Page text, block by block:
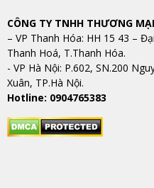
CÔNG TY TNHH THƯƠNG
– VP Thanh Hóa: HH 15 43 –
Thanh Hoá, T.Thanh Hóa.
​​​​​​​- VP Hà Nội: P.602, SN.200
Xuân, TP.Hà Nội.
Hotline: 0904765383